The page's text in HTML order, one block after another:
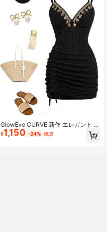
GlowEve CURVE 新作 エレガント ス
リム ボディコン Vネック スパゲッテ
ィストラップ セクシー ドローストリ
¥1,150 -24% 概算